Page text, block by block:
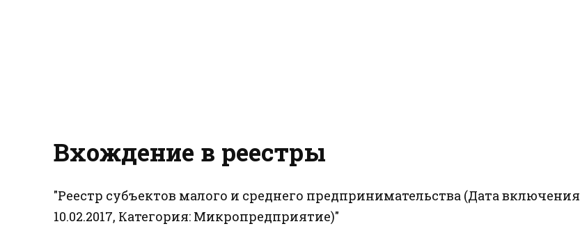
Вхождение в реестры
"Реестр субъектов малого и среднего предпринимательства (Дата включения
10.02.2017, Категория: Микропредприятие)"